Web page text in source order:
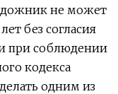
не может
без согласия
при соблюдении
кодекса
одним из